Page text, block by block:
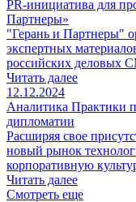
PR-инициатива для
Партнеры»
"Герань и Партнеры"
экспертных
российских деловых
Читать далее
12.12.2024
Аналитика Практики
дипломатии
Расширяя свое
новый рынок
корпоративную
Читать далее
Смотреть еще